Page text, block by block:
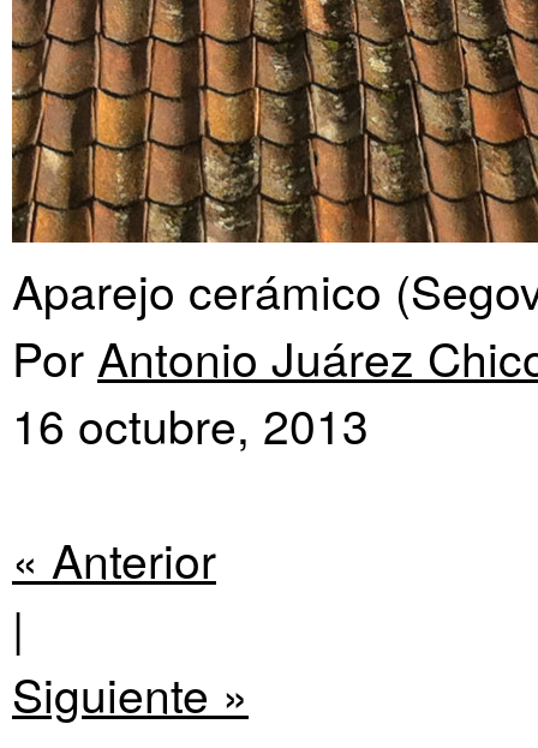
Aparejo cerámico
PorAntonio Juárez
16 octubre, 2013
« Anterior
|
Siguiente »